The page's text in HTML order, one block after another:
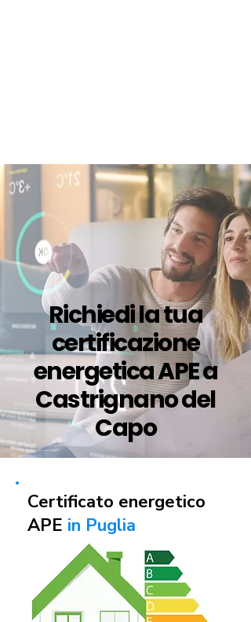
Richiedi la tua
certificazione
energetica APE a
Castrignano del
Capo
Certificato energetico
APE in Puglia